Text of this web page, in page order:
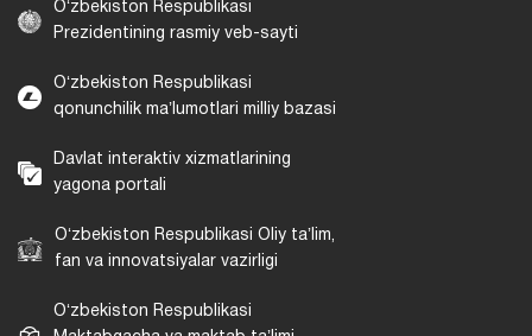
Oʻzbekiston Respublikasi
Prezidentining rasmiy veb-sayti
Oʻzbekiston Respublikasi
qonunchilik maʼlumotlari milliy bazasi
Davlat interaktiv xizmatlarining
yagona portali
Oʻzbekiston Respublikasi Oliy taʼlim,
fan va innovatsiyalar vazirligi
Oʻzbekiston Respublikasi